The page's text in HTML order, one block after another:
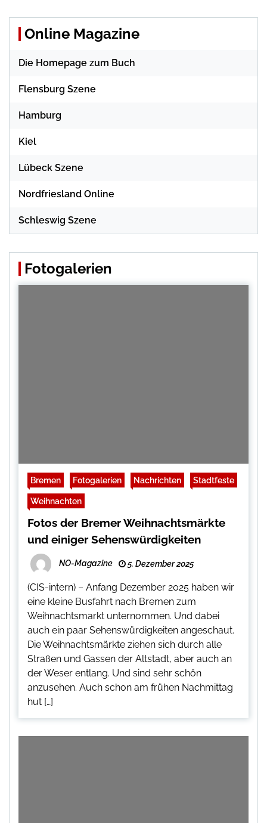
Online Magazine
Die Homepage zum Buch
Flensburg Szene
Hamburg
Kiel
Lübeck Szene
Nordfriesland Online
Schleswig Szene
Fotogalerien
Bremen Fotogalerien Nachrichten Stadtfeste
Weihnachten
Fotos der Bremer Weihnachtsmärkte
und einiger Sehenswürdigkeiten
NO-Magazine 5. Dezember 2025
(CIS-intern) – Anfang Dezember 2025 haben wir
eine kleine Busfahrt nach Bremen zum
Weihnachtsmarkt unternommen. Und dabei
auch ein paar Sehenswürdigkeiten angeschaut.
Die Weihnachtsmärkte ziehen sich durch alle
Straßen und Gassen der Altstadt, aber auch an
der Weser entlang. Und sind sehr schön
anzusehen. Auch schon am frühen Nachmittag
hut […]